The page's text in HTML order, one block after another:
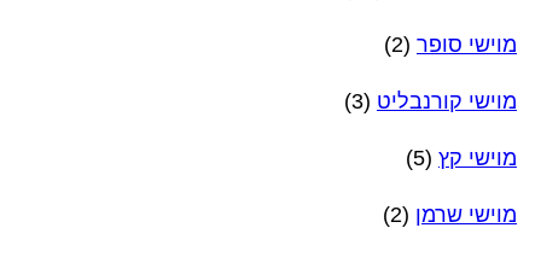
מוישי סופר (2)
מוישי קורנבליט (3)
מוישי קץ (5)
מוישי שרמן (2)